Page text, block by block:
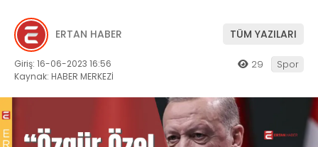
ERTAN HABER TÜM YAZILARI
Giriş: 16-06-2023 16:56
Kaynak: HABER MERKEZİ
29 Spor